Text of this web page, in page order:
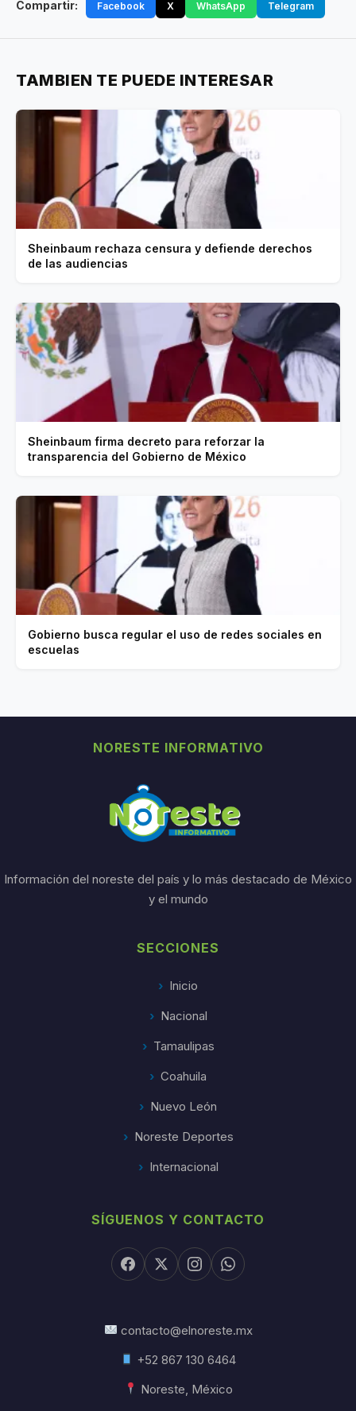
Compartir: Facebook X WhatsApp Telegram
TAMBIEN TE PUEDE INTERESAR
Sheinbaum rechaza censura y defiende derechos
de las audiencias
Sheinbaum firma decreto para reforzar la
transparencia del Gobierno de México
Gobierno busca regular el uso de redes sociales en
escuelas
NORESTE INFORMATIVO
Información del noreste del país y lo más destacado de México
y el mundo
SECCIONES
Inicio
Nacional
Tamaulipas
Coahuila
Nuevo León
Noreste Deportes
Internacional
SÍGUENOS Y CONTACTO
contacto@elnoreste.mx
+52 867 130 6464
Noreste, México